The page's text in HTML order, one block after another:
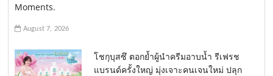
Moments.
August 7, 2026
โชกุบุสซึ ตอกย้ำผู้นำครีมอาบน้ำ รีเฟรช
แบรนด์ครั้งใหญ่ มุ่งเจาะคนเจนใหม่ ปลุก